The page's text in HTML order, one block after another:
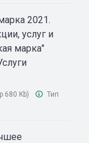
2021.
услуг и
марка"
680 Kb)
Тип